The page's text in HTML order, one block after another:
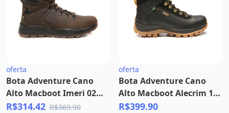
oferta
Bota Adventure Cano
Alto Macboot Imeri 02
Marrom
R$314.42 R$369.90
oferta
Bota Adventure Cano
Alto Macboot Alecrim 14
Preto Emborrachado
R$399.90